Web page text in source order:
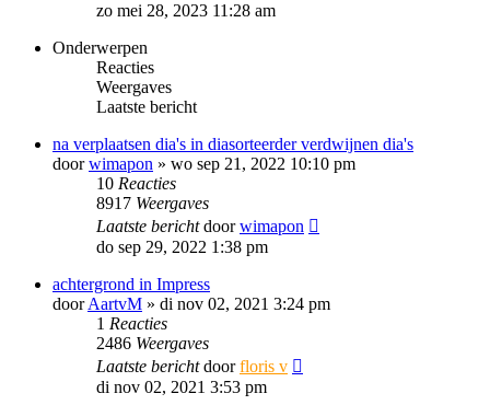
zo mei 28, 2023 11:28 am
Onderwerpen
Reacties
Weergaves
Laatste bericht
na verplaatsen dia's in diasorteerder verdwijnen dia's
doorwimapon » wo sep 21, 2022 10:10 pm
10 Reacties
8917 Weergaves
Laatste berichtdoorwimapon
do sep 29, 2022 1:38 pm
achtergrond in Impress
doorAartvM » di nov 02, 2021 3:24 pm
1 Reacties
2486 Weergaves
Laatste berichtdoorfloris v
di nov 02, 2021 3:53 pm